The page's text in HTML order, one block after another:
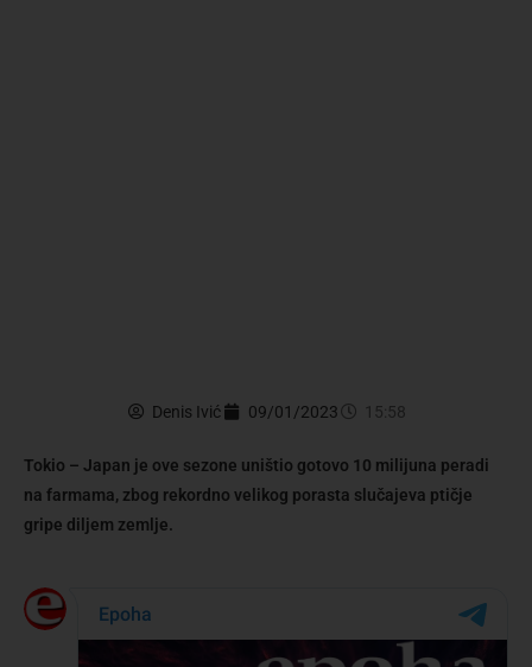
Denis Ivić 09/01/2023 15:58
Tokio – Japan je ove sezone uništio gotovo 10 milijuna peradi
na farmama, zbog rekordno velikog porasta slučajeva ptičje
gripe diljem zemlje.